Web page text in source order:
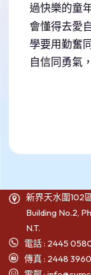
過快樂的童
會懂得去愛
學要用勤奮
自信同勇氣，
新界天水圍102
Building No.2,
N.T.
電話 : 2445
傳真 : 2448 3960